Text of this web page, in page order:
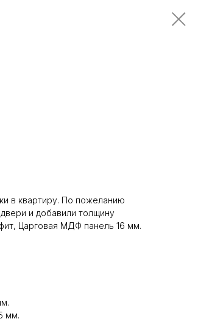
в квартиру. По пожеланию
и добавили толщину
Царговая МДФ панель 16 мм.
мм.